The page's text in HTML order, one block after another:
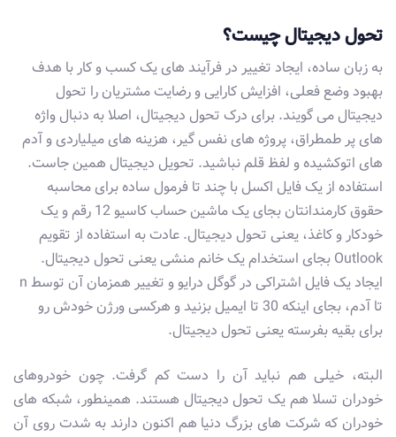
تحول دیجیتال چیست؟
به زبان ساده، ایجاد تغییر در فرآیند های یک کسب و کار با هدف
بهبود وضع فعلی، افزایش کارایی و رضایت مشتریان را تحول
دیجیتال می گویند. برای درک تحول دیجیتال، اصلا به دنبال واژه
های پر طمطراق، پروژه های نفس گیر، هزینه های میلیاردی و آدم
های اتوکشیده و لفظ قلم نباشید. تحویل دیجیتال همین جاست.
استفاده از یک فایل اکسل با چند تا فرمول ساده برای محاسبه
حقوق کارمندانتان بجای یک ماشین حساب کاسیو 12 رقم و یک
خودکار و کاغذ، یعنی تحول دیجیتال. عادت به استفاده از تقویم
Outlook بجای استخدام یک خانم منشی یعنی تحول دیجیتال.
ایجاد یک فایل اشتراکی در گوگل درایو و تغییر همزمان آن توسط n
تا آدم، بجای اینکه 30 تا ایمیل بزنید و هرکسی ورژن خودش رو
برای بقیه بفرسته یعنی تحول دیجیتال.
البته، خیلی هم نباید آن را دست کم گرفت. چون خودروهای
خودران تسلا هم یک تحول دیجیتال هستند. همینطور، شبکه های
خودران که شرکت های بزرگ دنیا هم اکنون دارند به شدت روی آن